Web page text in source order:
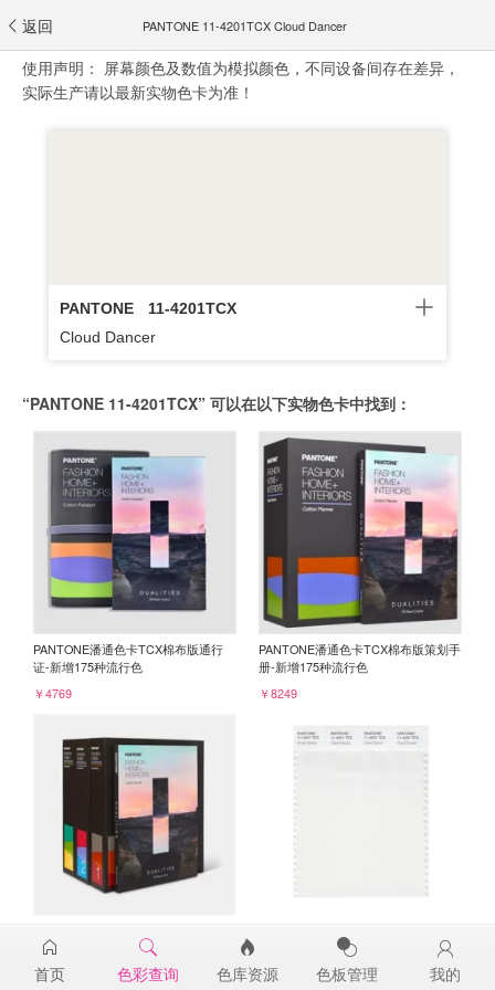
返回 PANTONE 11-4201TCX Cloud Dancer
使用声明： 屏幕颜色及数值为模拟颜色，不同设备间存在差异，
实际生产请以最新实物色卡为准！
PANTONE
11-4201TCX
Cloud Dancer
“PANTONE 11-4201TCX” 可以在以下实物色卡中找到：
PANTONE潘通色卡TCX棉布版通行
证-新增175种流行色
￥4769
PANTONE潘通色卡TCX棉布版策划手
册-新增175种流行色
￥8249
新增175种流行色
￥23450
￥120
首页 色彩查询 色库资源 色板管理 我的